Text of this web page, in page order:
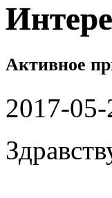
Активное
2017-